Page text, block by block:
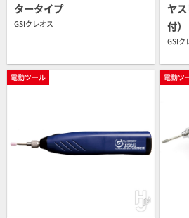
タータイプ
GSIクレオス
ヤ
付）
GSIク
電動ツール 電動ツ